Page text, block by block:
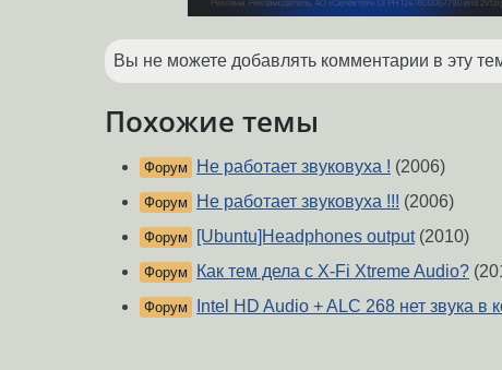
Вы не можете добавлять комментарии в эту
Похожие темы
Форум Не работает звуковуха ! (2006)
Форум Не работает звуковуха !!! (2006)
Форум [Ubuntu]Headphones output(2010)
Форум Как тем дела с X-Fi Xtreme Audio?
Форум Intel HD Audio + ALC 268 нет звука в